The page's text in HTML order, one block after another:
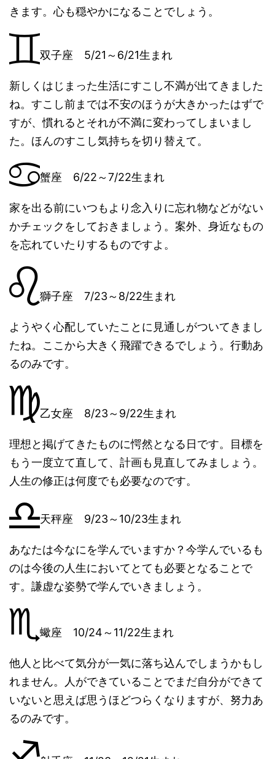
きます。心も穏やかになることでしょう。
双子座 5/21～6/21生まれ
新しくはじまった生活にすこし不満が出てきました
ね。すこし前までは不安のほうが大きかったはずで
すが、慣れるとそれが不満に変わってしまいまし
た。ほんのすこし気持ちを切り替えて。
蟹座 6/22～7/22生まれ
家を出る前にいつもより念入りに忘れ物などがない
かチェックをしておきましょう。案外、身近なもの
を忘れていたりするものですよ。
獅子座 7/23～8/22生まれ
ようやく心配していたことに見通しがついてきまし
たね。ここから大きく飛躍できるでしょう。行動あ
るのみです。
乙女座 8/23～9/22生まれ
理想と掲げてきたものに愕然となる日です。目標を
もう一度立て直して、計画も見直してみましょう。
人生の修正は何度でも必要なのです。
天秤座 9/23～10/23生まれ
あなたは今なにを学んでいますか？今学んでいるも
のは今後の人生においてとても必要となることで
す。謙虚な姿勢で学んでいきましょう。
蠍座 10/24～11/22生まれ
他人と比べて気分が一気に落ち込んでしまうかもし
れません。人ができていることでまだ自分ができて
いないと思えば思うほどつらくなりますが、努力あ
るのみです。